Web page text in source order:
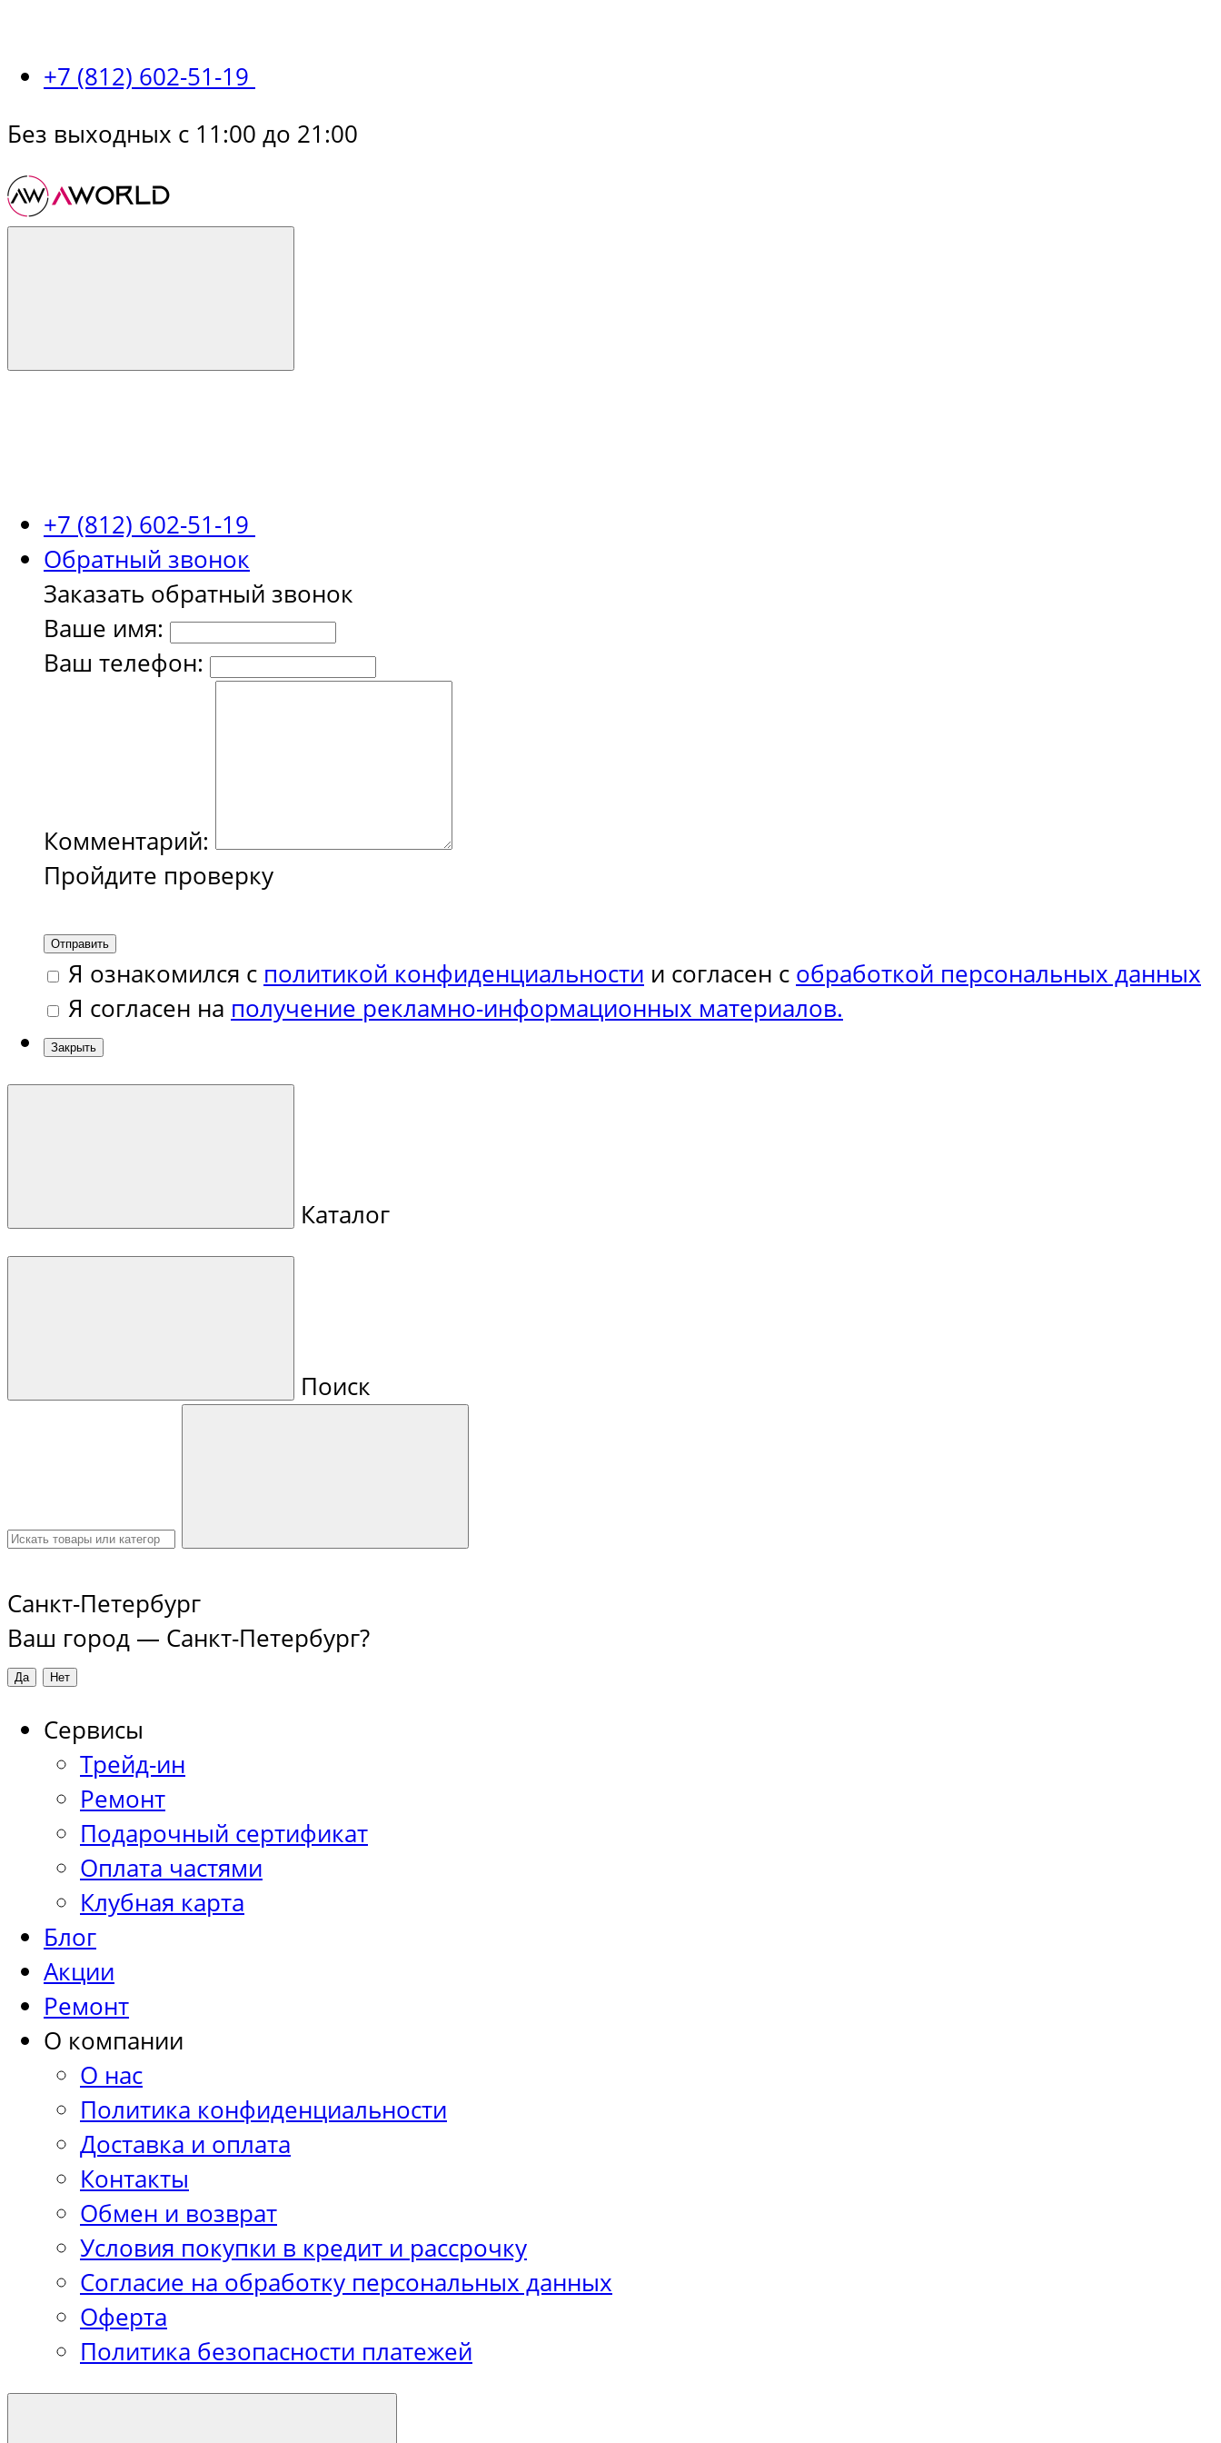
+7 (812) 602-51-19
Без выходных с 11:00 до 21:00
+7 (812) 602-51-19
Обратный звонок
Заказать обратный звонок
Ваше имя:
Ваш телефон:
Комментарий:
Пройдите проверку
Отправить
Я ознакомился с политикой конфиденциальности и согласен с обработкой персональных данных
Я согласен на получение рекламно-информационных материалов.
Закрыть
Каталог
Поиск
Санкт-Петербург
Ваш город — Санкт-Петербург?
Сервисы
Трейд-ин
Ремонт
Подарочный сертификат
Оплата частями
Клубная карта
Блог
Акции
Ремонт
О компании
О нас
Политика конфиденциальности
Доставка и оплата
Контакты
Обмен и возврат
Условия покупки в кредит и рассрочку
Согласие на обработку персональных данных
Оферта
Политика безопасности платежей